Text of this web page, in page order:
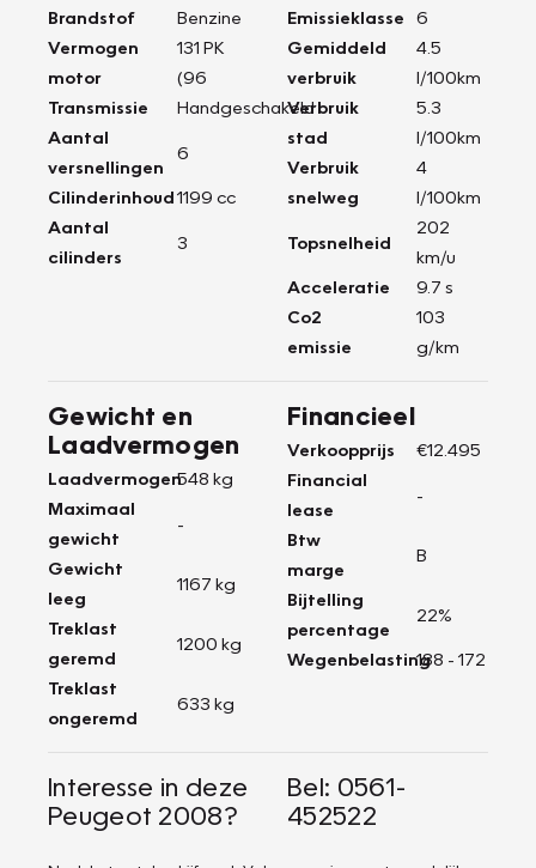
Brandstof
Benzine
Vermogen
motor
131 PK
(96
Transmissie
Handgeschakeld
Aantal
versnellingen
6
Cilinderinhoud1199 cc
Aantal
cilinders
3
Emissieklasse
6
Gemiddeld
verbruik
4.5
l/100km
Verbruik
stad
5.3
l/100km
Verbruik
snelweg
4
l/100km
Topsnelheid
202
km/u
Acceleratie
9.7 s
Co2
emissie
103
g/km
Gewicht en
Laadvermogen
Laadvermogen548 kg
Maximaal
gewicht
-
Gewicht
leeg
1167 kg
Treklast
geremd
1200 kg
Treklast
ongeremd
633 kg
Financieel
Verkoopprijs
€12.495
Financial
lease
-
Btw
marge
B
Bijtelling
percentage
22%
Wegenbelasting188 - 172
Interesse in deze
Peugeot 2008?
Bel: 0561-
452522